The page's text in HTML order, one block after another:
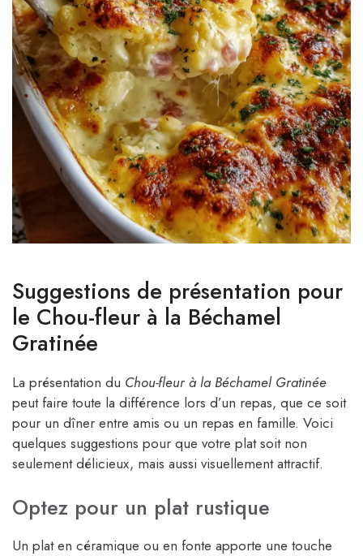
Suggestions de présentation pour
le Chou-fleur à la Béchamel
Gratinée
La présentation du Chou-fleur à la Béchamel Gratinée
peut faire toute la différence lors d’un repas, que ce soit
pour un dîner entre amis ou un repas en famille. Voici
quelques suggestions pour que votre plat soit non
seulement délicieux, mais aussi visuellement attractif.
Optez pour un plat rustique
Un plat en céramique ou en fonte apporte une touche